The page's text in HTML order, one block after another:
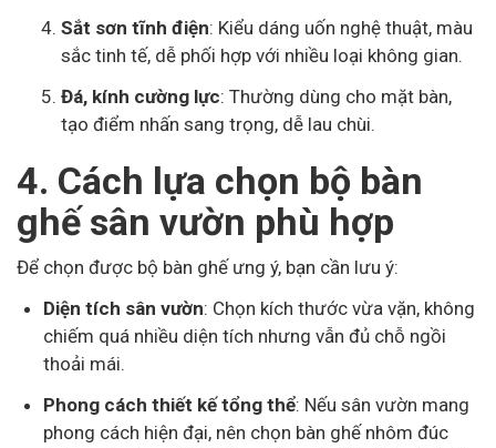
Sắt sơn tĩnh điện: Kiểu dáng uốn nghệ thuật, màu
sắc tinh tế, dễ phối hợp với nhiều loại không gian.
Đá, kính cường lực: Thường dùng cho mặt bàn,
tạo điểm nhấn sang trọng, dễ lau chùi.
4. Cách lựa chọn bộ bàn
ghế sân vườn phù hợp
Để chọn được bộ bàn ghế ưng ý, bạn cần lưu ý:
Diện tích sân vườn: Chọn kích thước vừa vặn, không
chiếm quá nhiều diện tích nhưng vẫn đủ chỗ ngồi
thoải mái.
Phong cách thiết kế tổng thể: Nếu sân vườn mang
phong cách hiện đại, nên chọn bàn ghế nhôm đúc